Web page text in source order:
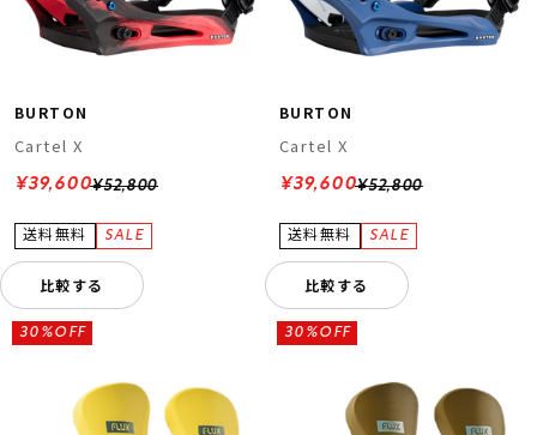
BURTON
Cartel X
¥52,800
¥39,600
比較する
BURTON
Cartel X
¥52,800
¥39,600
比較する
30%OFF 30%OFF